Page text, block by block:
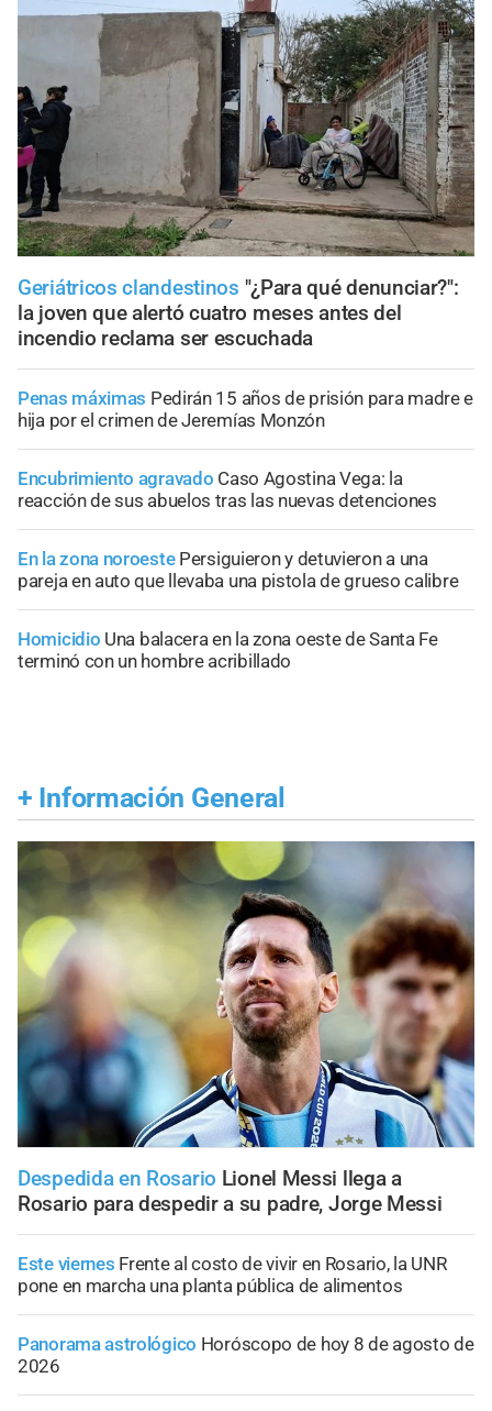
Geriátricos clandestinos "¿Para qué denunciar?":
la joven que alertó cuatro meses antes del
incendio reclama ser escuchada
Penas máximas Pedirán 15 años de prisión para madre e
hija por el crimen de Jeremías Monzón
Encubrimiento agravado Caso Agostina Vega: la
reacción de sus abuelos tras las nuevas detenciones
En la zona noroeste Persiguieron y detuvieron a una
pareja en auto que llevaba una pistola de grueso calibre
Homicidio Una balacera en la zona oeste de Santa Fe
terminó con un hombre acribillado
+ Información General
Despedida en Rosario Lionel Messi llega a
Rosario para despedir a su padre, Jorge Messi
Este viernes Frente al costo de vivir en Rosario, la UNR
pone en marcha una planta pública de alimentos
Panorama astrológico Horóscopo de hoy 8 de agosto de
2026